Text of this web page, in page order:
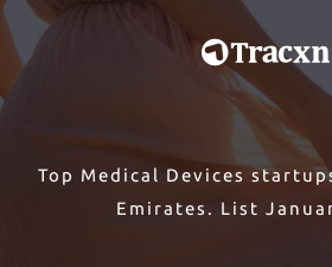
Top Medical Devices
Emirates. List